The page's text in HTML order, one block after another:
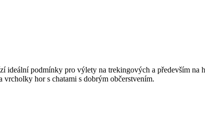
ideální podmínky pro výlety na trekingových a především na
hor s chatami s dobrým občerstvením.